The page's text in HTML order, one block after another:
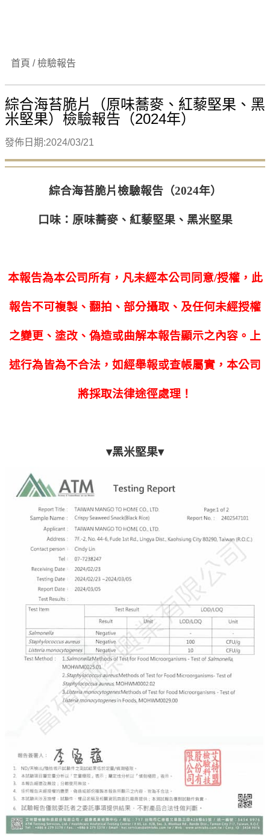
首頁 / 檢驗報告
綜合海苔脆片（原味蕎麥、紅藜堅果、黑
米堅果）檢驗報告（2024年）
發佈日期:2024/03/21
綜合海苔脆片檢驗報告（2024年）
口味：原味蕎麥、紅藜堅果、黑米堅果
本報告為本公司所有，凡未經本公司同意/授權，此
報告不可複製、翻拍、部分攝取、及任何未經授權
之變更、塗改、偽造或曲解本報告顯示之內容。上
述行為皆為不合法，如經舉報或查帳屬實，本公司
將採取法律途徑處理！
▾黑米堅果▾